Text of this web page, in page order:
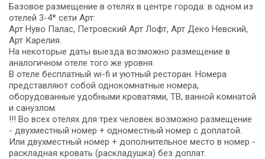
Базовое размещение в отелях в центре города: в одном из
отелей 3-4* сети Арт:
Арт Нуво Палас, Петровский Арт Лофт, Арт Деко Невский,
Арт Карелия.
На некоторые даты выезда возможно размещение в
аналогичном отеле того же уровня.
В отеле бесплатный wi-fi и уютный ресторан. Номера
представляют собой однокомнатные номера,
оборудованные удобными кроватями, ТВ, ванной комнатой
и санузлом.
!!! Во всех отелях для трех человек возможно размещение
- двухместный номер + одноместный номер с доплатой.
Или двухместный номер + дополнительное место в номер -
раскладная кровать (раскладушка) без доплат.